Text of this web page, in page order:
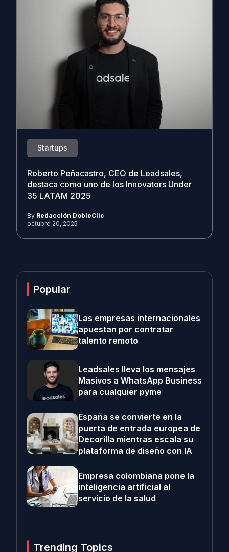
Startups
Roberto Peñacastro, CEO de Leadsales,
destaca como uno de los Innovators Under
35 LATAM 2025
By Redacción DobleClic
octubre 20, 2025
Popular
Las empresas internacionales
apuestan por contratar
talento remoto
Leadsales lleva los mensajes
Masivos a WhatsApp Business
para cualquier pyme
España se convierte en la
puerta de entrada europea de
Decorilla mientras escala su
plataforma de diseño con IA
Empresa colombiana pone la
inteligencia artificial al
servicio de la salud
Trending Topics